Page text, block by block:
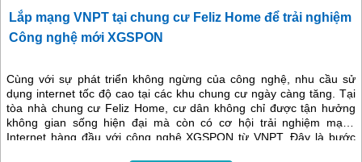
Lắp mạng VNPT tại chung cư Feliz Home để trải nghiệm
Công nghệ mới XGSPON
Cùng với sự phát triển không ngừng của công nghệ, nhu cầu sử
dụng internet tốc độ cao tại các khu chung cư ngày càng tăng. Tại
tòa nhà chung cư Feliz Home, cư dân không chỉ được tận hưởng
không gian sống hiện đại mà còn có cơ hội trải nghiệm mạng
Internet hàng đầu với công nghệ XGSPON từ VNPT. Đây là bước